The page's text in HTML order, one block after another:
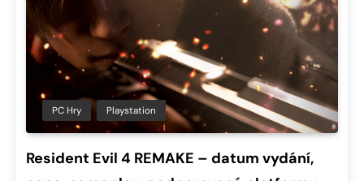
PC Hry Playstation
Resident Evil 4 REMAKE – datum vydání,